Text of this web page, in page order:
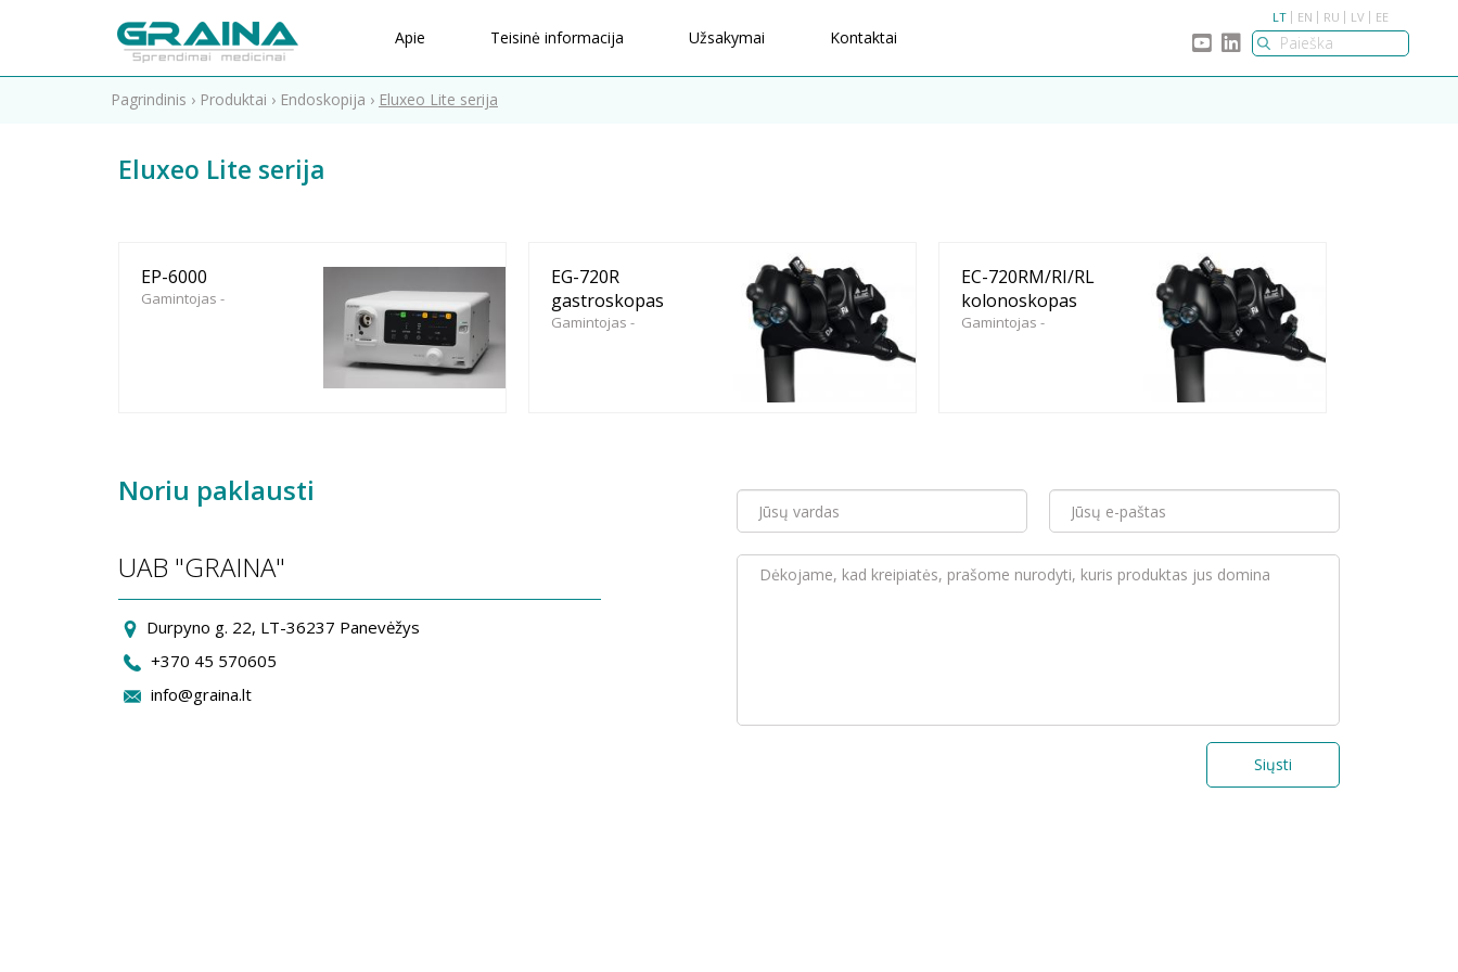
Apie Teisinė informacija Užsakymai Kontaktai
LT EN RU LV EE
Pagrindinis › Produktai › Endoskopija › Eluxeo Lite serija
Eluxeo Lite serija
EP-6000
Gamintojas -
EG-720R
gastroskopas
Gamintojas -
EC-720RM/RI/RL
kolonoskopas
Gamintojas -
Noriu paklausti
UAB "GRAINA"
Durpyno g. 22, LT-36237 Panevėžys
+370 45 570605
info@graina.lt
Siųsti